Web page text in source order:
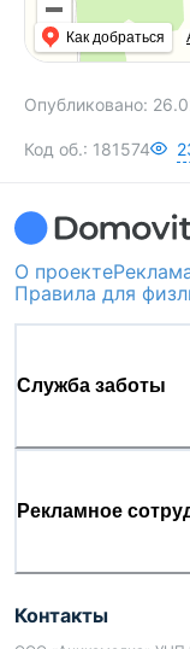
Как добраться
Опубликовано:
Код об.: 181574
О проекте
Правила для
Служба заботы
Рекламное
Контакты